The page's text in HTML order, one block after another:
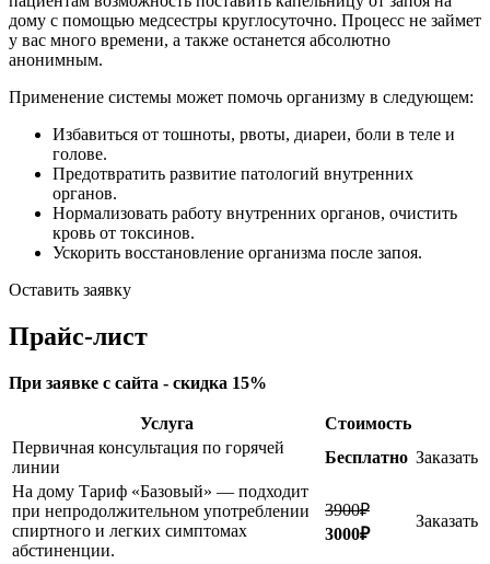
дому с помощью медсестры круглосуточно. Процесс не займет
у вас много времени, а также останется абсолютно
анонимным.
Применение системы может помочь организму в следующем:
Избавиться от тошноты, рвоты, диареи, боли в теле и
голове.
Предотвратить развитие патологий внутренних
органов.
Нормализовать работу внутренних органов, очистить
кровь от токсинов.
Ускорить восстановление организма после запоя.
Оставить заявку
Прайс-лист
При заявке с сайта - скидка 15%
Услуга
Стоимость
Первичная консультация по горячей
линии
Бесплатно Заказать
На дому Тариф «Базовый» — подходит
при непродолжительном употреблении
спиртного и легких симптомах
абстиненции.
3900₽
3000₽
Заказать